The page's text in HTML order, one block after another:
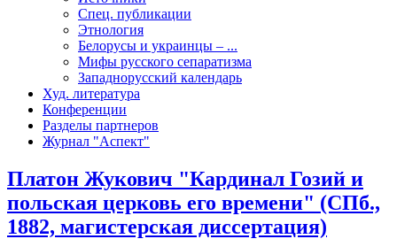
Спец. публикации
Этнология
Белорусы и украинцы – ...
Мифы русского сепаратизма
Западнорусский календарь
Худ. литература
Конференции
Разделы партнеров
Журнал "Аспект"
Платон Жукович "Кардинал Гозий и
польская церковь его времени" (СПб.,
1882, магистерская диссертация)